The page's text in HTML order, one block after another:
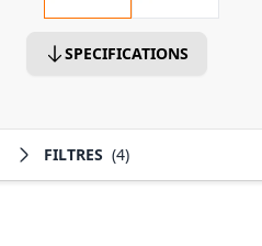
SPECIFICATIONS
FILTRES (4)